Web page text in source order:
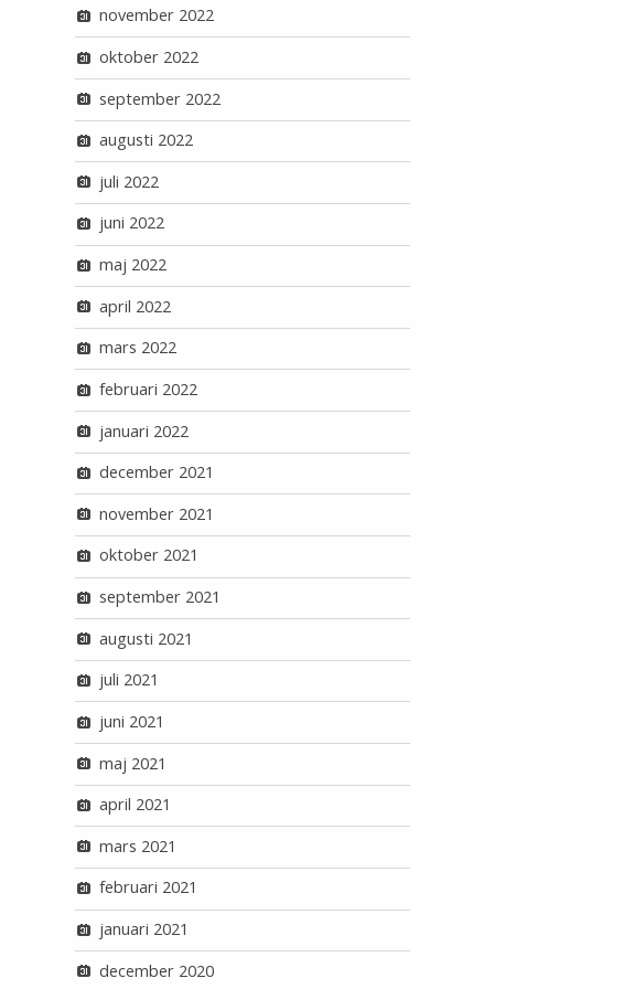
november 2022
oktober 2022
september 2022
augusti 2022
juli 2022
juni 2022
maj 2022
april 2022
mars 2022
februari 2022
januari 2022
december 2021
november 2021
oktober 2021
september 2021
augusti 2021
juli 2021
juni 2021
maj 2021
april 2021
mars 2021
februari 2021
januari 2021
december 2020